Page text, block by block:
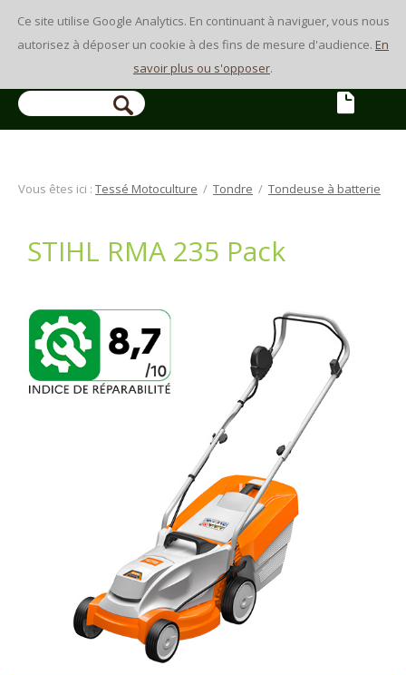
Ce site utilise Google Analytics. En continuant à naviguer, vous nous
autorisez à déposer un cookie à des fins de mesure d'audience. En
savoir plus ou s'opposer.
Vous êtes ici : Tessé Motoculture / Tondre / Tondeuse à batterie
STIHL RMA 235 Pack